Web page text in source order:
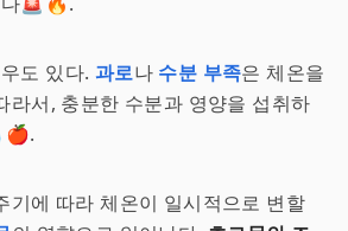
도 있다. 과로나 수분 부족은 체온을
라서, 충분한 수분과 영양을 섭취하
기에 따라 체온이 일시적으로 변할